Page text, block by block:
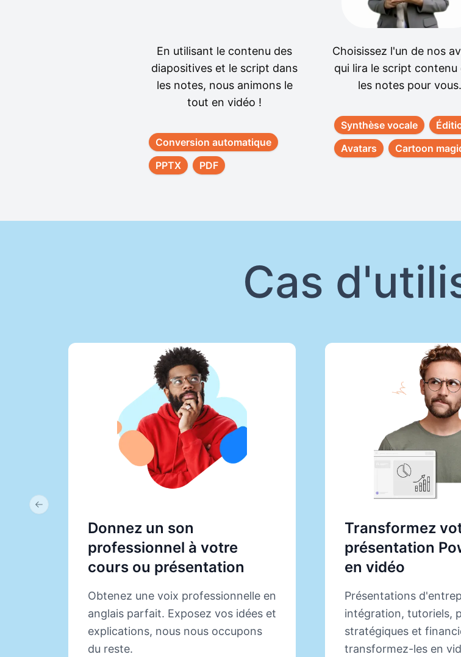
En utilisant le contenu des
diapositives et le script dans
les notes, nous animons le
tout en vidéo !
Conversion automatique
PPTX
PDF
Choisissez l'un de nos
qui lira le script contenu
les notes pour vous.
Synthèse vocale
Avatars
Cartoon
Cas
Donnez un son
professionnel à votre
cours ou présentation
Obtenez une voix professionnelle en
anglais parfait. Exposez vos idées et
explications, nous nous occupons
du reste.
Transformez
présentation
en vidéo
Présentations
intégration, tutoriels,
stratégiques et
transformez-les en
Previous slide